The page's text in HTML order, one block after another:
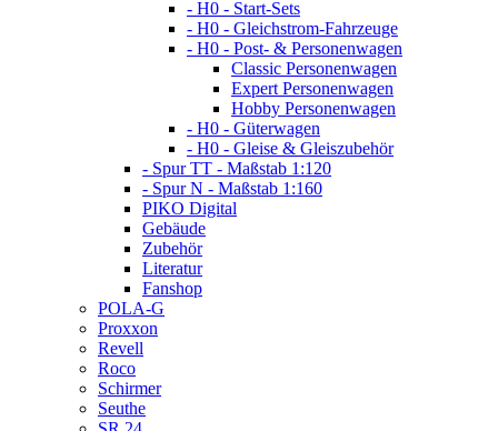
- H0 - Start-Sets
- H0 - Gleichstrom-Fahrzeuge
- H0 - Post- & Personenwagen
Classic Personenwagen
Expert Personenwagen
Hobby Personenwagen
- H0 - Güterwagen
- H0 - Gleise & Gleiszubehör
- Spur TT - Maßstab 1:120
- Spur N - Maßstab 1:160
PIKO Digital
Gebäude
Zubehör
Literatur
Fanshop
POLA-G
Proxxon
Revell
Roco
Schirmer
Seuthe